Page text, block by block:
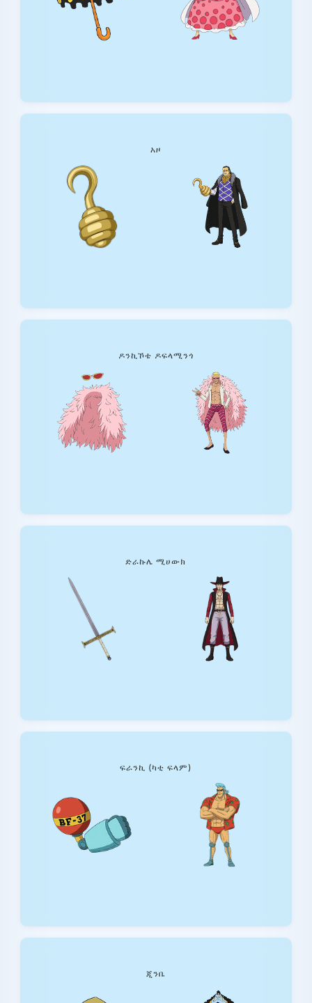
አዞ
ዶንኪኾቴ ዶፍላሚንጎ
ድራኩሌ ሚሀውክ
ፍራንኪ (ካቲ ፍላም)
ጂንቤ